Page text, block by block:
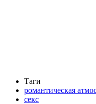
Таги
романтическая
секс